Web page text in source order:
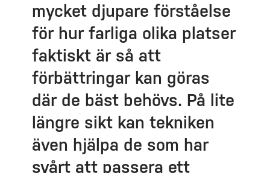
mycket djupare förståelse
för hur farliga olika platser
faktiskt är så att
förbättringar kan göras
där de bäst behövs. På lite
längre sikt kan tekniken
även hjälpa de som har
svårt att passera ett